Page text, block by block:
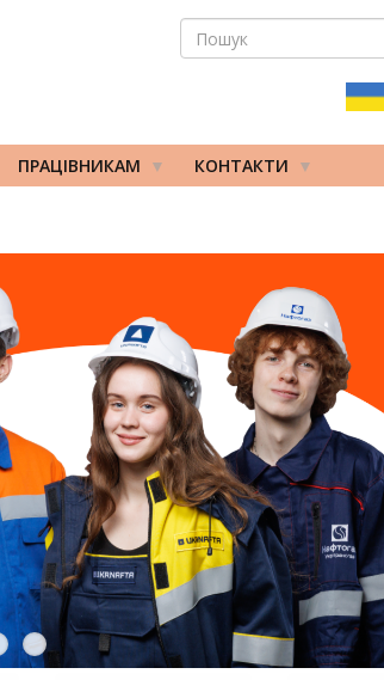
ПОШУКОВА
ПОШУК
ПРАЦІВНИКАМ КОНТАКТИ